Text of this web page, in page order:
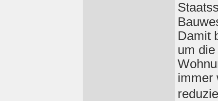
Damit
um
immer